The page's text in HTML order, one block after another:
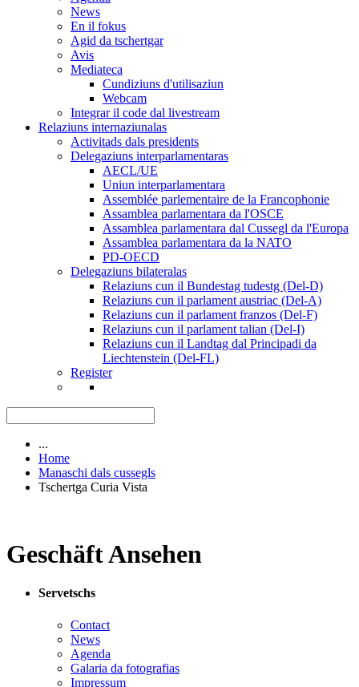
News
En il fokus
Agid da tschertgar
Avis
Mediateca
Cundiziuns d'utilisaziun
Webcam
Integrar il code dal livestream
Relaziuns internaziunalas
Activitads dals presidents
Delegaziuns interparlamentaras
AECL/UE
Uniun interparlamentara
Assemblée parlementaire de la Francophonie
Assamblea parlamentara da l'OSCE
Assamblea parlamentara dal Cussegl da l'Europa
Assamblea parlamentara da la NATO
PD-OECD
Delegaziuns bilateralas
Relaziuns cun il Bundestag tudestg (Del-D)
Relaziuns cun il parlament austriac (Del-A)
Relaziuns cun il parlament franzos (Del-F)
Relaziuns cun il parlament talian (Del-I)
Relaziuns cun il Landtag dal Principadi da
Liechtenstein (Del-FL)
Register
...
Home
Manaschi dals cussegls
Tschertga Curia Vista
Geschäft Ansehen
Servetschs
Contact
News
Agenda
Galaria da fotografias
Impressum